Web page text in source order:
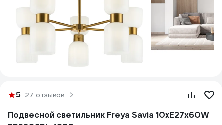
5 27 отзывов
Подвесной светильник Freya Savia 10хE27x60W